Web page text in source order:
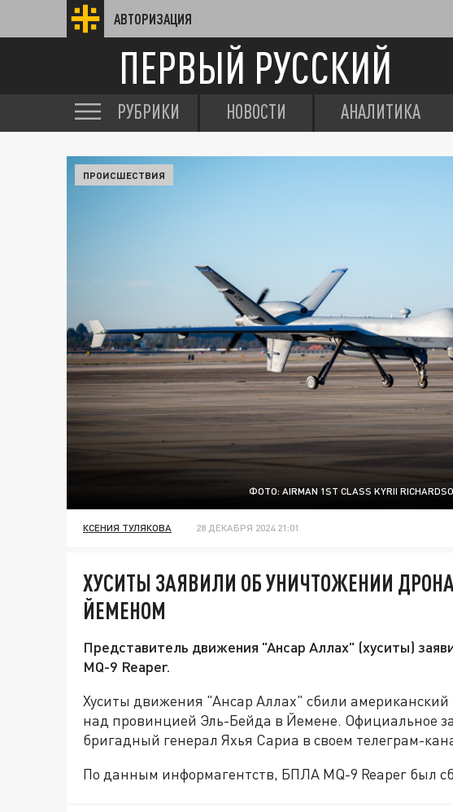
АВТОРИЗАЦИЯ
ПЕРВЫЙ РУССКИЙ
РУБРИКИ НОВОСТИ АНАЛИТИКА
ФОТО: AIRMAN 1ST CLASS KYRII
ПРОИСШЕСТВИЯ
КСЕНИЯ ТУЛЯКОВА 28 ДЕКАБРЯ 2024 21:01
ХУСИТЫ ЗАЯВИЛИ ОБ УНИЧТОЖЕНИИ ДРОНА
ЙЕМЕНОМ
Представитель движения "Ансар Аллах" (хуситы)
MQ-9 Reaper.
Хуситы движения "Ансар Аллах" сбили американский
над провинцией Эль-Бейда в Йемене. Официальное
бригадный генерал Яхья Сариа в своем телеграм-
По данным информагентств, БПЛА MQ-9 Reaper был